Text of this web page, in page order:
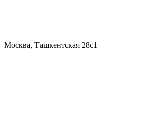
Москва, Ташкентская 28с1